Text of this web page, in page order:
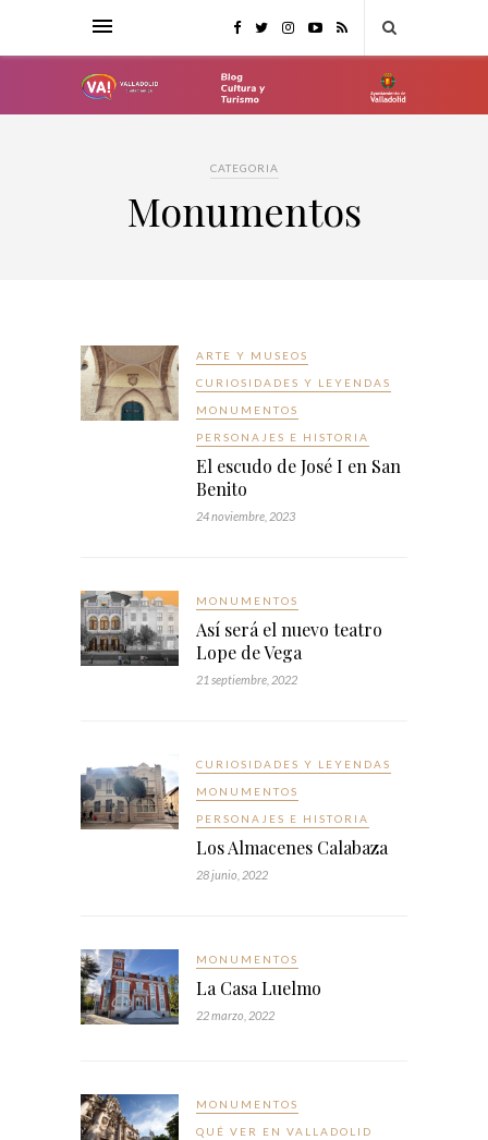
CATEGORIA
Monumentos
ARTE Y MUSEOS
CURIOSIDADES Y LEYENDAS
MONUMENTOS
PERSONAJES E HISTORIA
El escudo de José I en San
Benito
24 noviembre, 2023
MONUMENTOS
Así será el nuevo teatro
Lope de Vega
21 septiembre, 2022
CURIOSIDADES Y LEYENDAS
MONUMENTOS
PERSONAJES E HISTORIA
Los Almacenes Calabaza
28 junio, 2022
MONUMENTOS
La Casa Luelmo
22 marzo, 2022
MONUMENTOS
QUÉ VER EN VALLADOLID